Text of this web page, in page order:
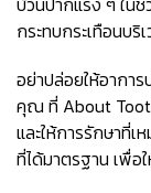
กระทบกระเทือนบ
อย่าปล่อยให้อากา
คุณ ที่ About
และให้การรักษาที่เ
ที่ได้มาตรฐาน เพื่